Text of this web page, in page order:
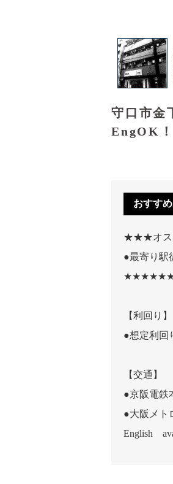
守口市金
EngOK！
おすす
★★★オ
●最寄り駅
【利回り】
●想定利
【交通】
●京阪電鉄
●大阪メト
English